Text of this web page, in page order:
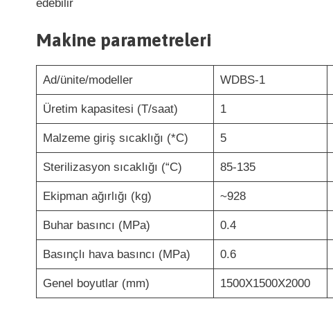
edebilir
Makine parametreleri
Ad/ünite/modeller WDBS-1
Üretim kapasitesi (T/saat) 1
Malzeme giriş sıcaklığı (*C) 5
Sterilizasyon sıcaklığı (“C) 85-135
Ekipman ağırlığı (kg) ~928
Buhar basıncı (MPa) 0.4
Basınçlı hava basıncı (MPa) 0.6
Genel boyutlar (mm) 1500X1500X2000